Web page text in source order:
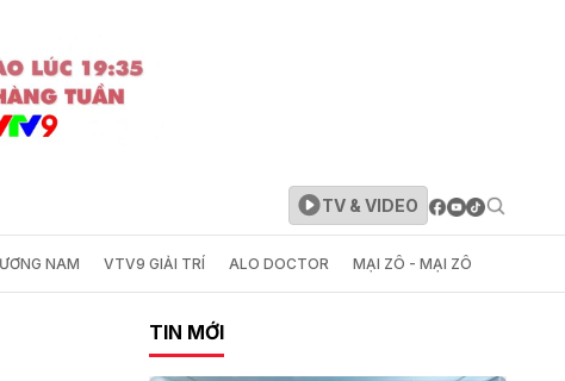
TV & VIDEO
NAM VTV9 GIẢI TRÍ ALO DOCTOR MẠI ZÔ - MẠI ZÔ
TIN MỚI